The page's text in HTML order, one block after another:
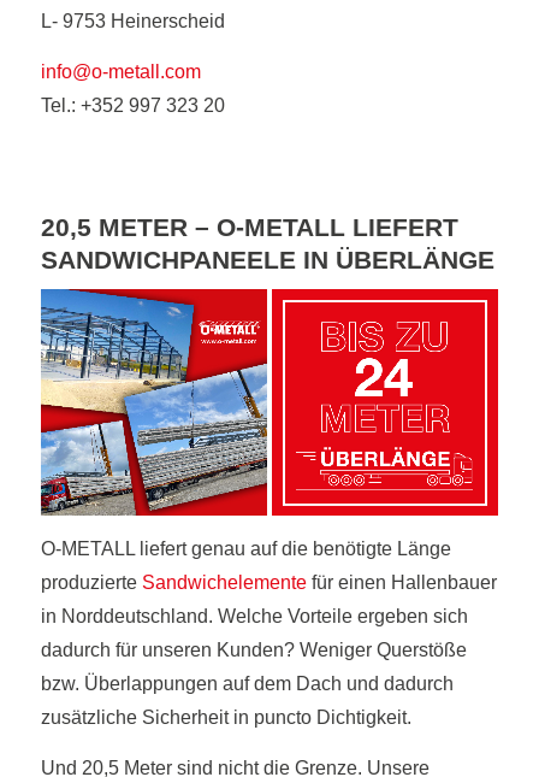
L- 9753 Heinerscheid
info@o-metall.com
Tel.: +352 997 323 20
20,5 METER – O-METALL LIEFERT
SANDWICHPANEELE IN ÜBERLÄNGE
O-METALL liefert genau auf die benötigte Länge
produzierte Sandwichelementefür einen Hallenbauer
in Norddeutschland. Welche Vorteile ergeben sich
dadurch für unseren Kunden? Weniger Querstöße
bzw. Überlappungen auf dem Dach und dadurch
zusätzliche Sicherheit in puncto Dichtigkeit.
Und 20,5 Meter sind nicht die Grenze. Unsere